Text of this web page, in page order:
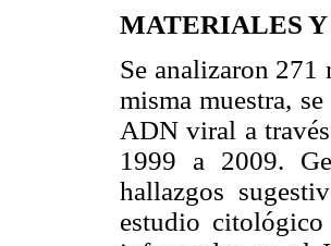
MATERIALES
Se analizaron 271
misma muestra,
ADN viral a
1999 a 2009.
hallazgos
estudio